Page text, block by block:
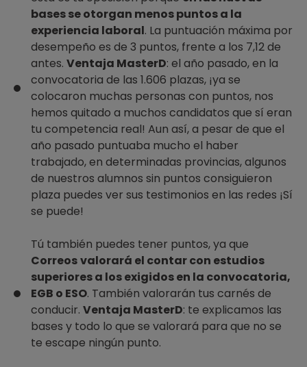
bases se otorgan menos puntos a la
experiencia laboral. La puntuación máxima por
desempeño es de 3 puntos, frente a los 7,12 de
antes. Ventaja MasterD: el año pasado, en la
convocatoria de las 1.606 plazas, ¡ya se
colocaron muchas personas con puntos, nos
hemos quitado a muchos candidatos que sí eran
tu competencia real! Aun así, a pesar de que el
año pasado puntuaba mucho el haber
trabajado, en determinadas provincias, algunos
de nuestros alumnos sin puntos consiguieron
plaza puedes ver sus testimonios en las redes ¡Sí
se puede!
Tú también puedes tener puntos, ya que
Correosvalorará el contar con estudios
superiores a los exigidos en la convocatoria,
EGB o ESO. También valorarán tus carnés de
conducir. Ventaja MasterD: te explicamos las
bases y todo lo que se valorará para que no se
te escape ningún punto.